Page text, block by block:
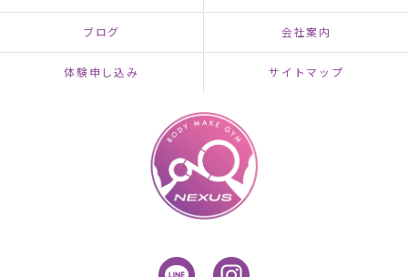
ブログ 会社案内
体験申し込み サイトマップ